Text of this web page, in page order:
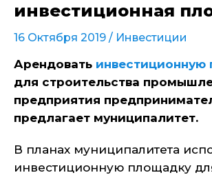
инвестиционная
16 Октября 2019 / Инвестиции
Арендовать инвестиционную
для строительства
предприятия
предлагает муниципалитет.
В планах муниципалитета
инвестиционную площадку